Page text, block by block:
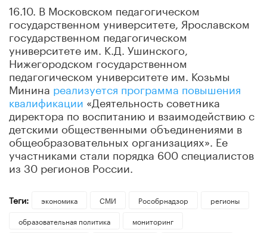
16.10. В Московском педагогическом
государственном университете, Ярославском
государственном педагогическом
университете им. К.Д. Ушинского,
Нижегородском государственном
педагогическом университете им. Козьмы
Минина реализуется программа повышения
квалификации «Деятельность советника
директора по воспитанию и взаимодействию с
детскими общественными объединениями в
общеобразовательных организациях». Ее
участниками стали порядка 600 специалистов
из 30 регионов России.
Теги: экономика СМИ Рособрнадзор
регионы
образовательная политика
мониторинг